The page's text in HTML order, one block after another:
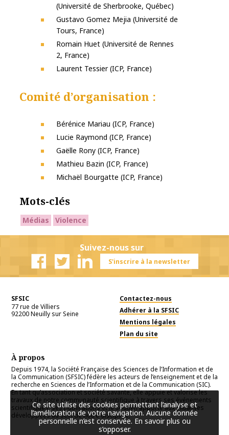
(Université de Sherbrooke, Québec)
Gustavo Gomez Mejia (Université de
Tours, France)
Romain Huet (Université de Rennes
2, France)
Laurent Tessier (ICP, France)
Comité d’organisation :
Bérénice Mariau (ICP, France)
Lucie Raymond (ICP, France)
Gaëlle Rony (ICP, France)
Mathieu Bazin (ICP, France)
Michaël Bourgatte (ICP, France)
Mots-clés
Médias Violence
Suivez-nous sur
S'inscrire à la newsletter
SFSIC
77 rue de Villiers
92200Neuilly sur Seine
Contactez-nous
Adhérer à la SFSIC
Mentions légales
Plan du site
À propos
Depuis 1974, la Société Française des Sciences de l’Information et de
la Communication (SFSIC) fédère les acteurs de l’enseignement et de la
recherche en Sciences de l’Information et de la Communication (SIC).
En tant qu’association et société savante, elle appuie et valorise les
travaux de notre communauté scientifique à travers ses événements
scientifiques, ses publications et le soutien apporté aux initiatives
développées au sein de notre discipline.
Ce site utilise des cookies permettant l’analyse et
l’amélioration de votre navigation. Aucune donnée
personnelle n’est conservée. En savoir plus ou
s’opposer.